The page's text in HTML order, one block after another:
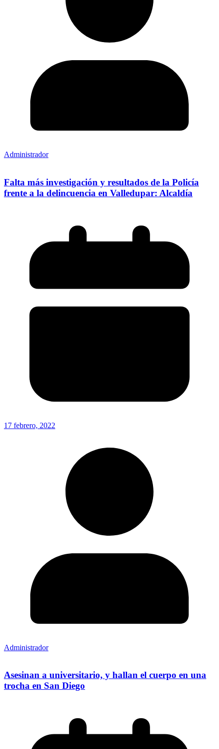
Administrador
Falta más investigación y resultados de la Policía
frente a la delincuencia en Valledupar: Alcaldía
17 febrero, 2022
Administrador
Asesinan a universitario, y hallan el cuerpo en una
trocha en San Diego